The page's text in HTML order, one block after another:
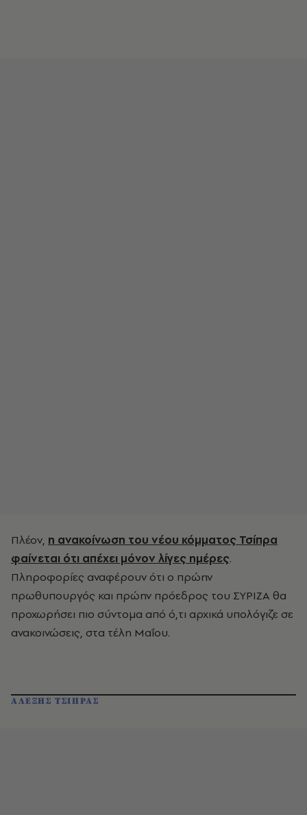
Πλέον, η ανακοίνωση του νέου κόμματος Τσίπρα
φαίνεται ότι απέχει μόνον λίγες ημέρες.
Πληροφορίες αναφέρουν ότι ο πρώην
πρωθυπουργός και πρώην πρόεδρος του ΣΥΡΙΖΑ θα
προχωρήσει πιο σύντομα από ό,τι αρχικά υπολόγιζε σε
ανακοινώσεις, στα τέλη Μαΐου.
ΑΛΕΞΗΣ ΤΣΙΠΡΑΣ